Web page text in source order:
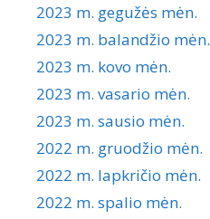
2023 m. gegužės mėn.
2023 m. balandžio mėn.
2023 m. kovo mėn.
2023 m. vasario mėn.
2023 m. sausio mėn.
2022 m. gruodžio mėn.
2022 m. lapkričio mėn.
2022 m. spalio mėn.